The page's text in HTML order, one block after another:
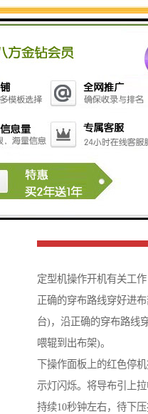
定型机操作开机有关工作
正确的穿布路线穿好进
台)，沿正确的穿布路线
喂辊到出布架)。
下操作面板上的红色停
示灯闪烁。将导布引上
持续10秒钟左右，待下